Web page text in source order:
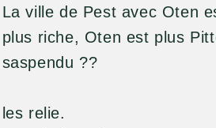
La ville de Pest avec Oten
plus riche, Oten est plus
saspendu ??
les relie.